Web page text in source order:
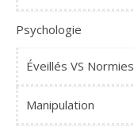
Psychologie
Éveillés VS Normies
Manipulation